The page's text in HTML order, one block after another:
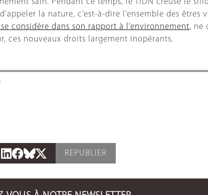
la nature, c’est-à-dire l’ensemble des
considère dans son rapport à l’environnement, ne
ces nouveaux droits largement inopérants.
REPUBLIER